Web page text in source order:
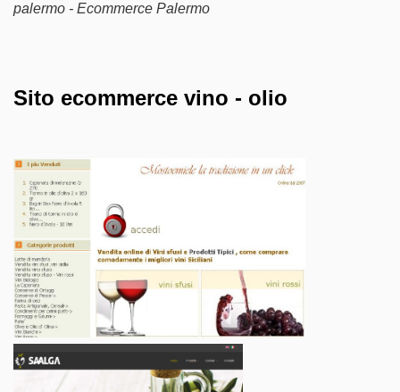
palermo - Ecommerce Palermo
Sito ecommerce vino - olio